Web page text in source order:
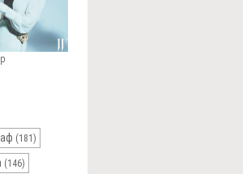
(181)
(146)